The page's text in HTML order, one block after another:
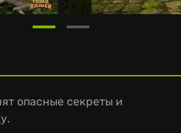
опасные секреты и